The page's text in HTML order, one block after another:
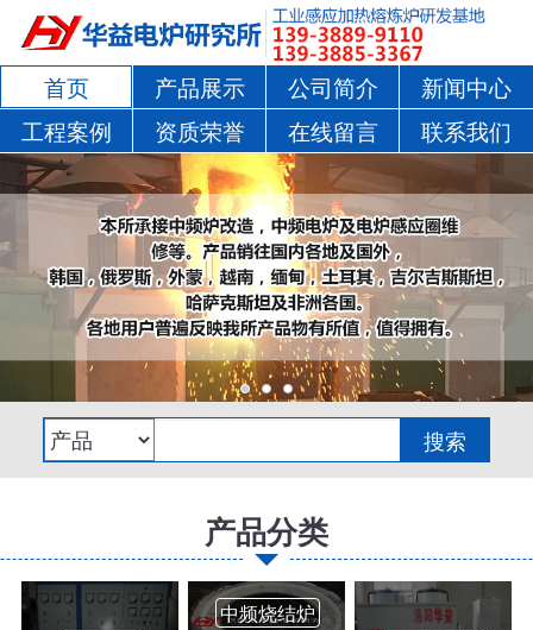
首页 产品展示 公司简介
新闻中心
工程案例
资质荣誉 在线留言 联系我们
产品分类
中频烧结炉